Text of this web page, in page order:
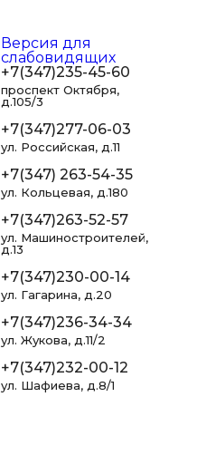
Версия для
слабовидящих
+7(347)235-45-60
проспект Октября,
д.105/3
+7(347)277-06-03
ул. Российская, д.11
+7(347) 263-54-35
ул. Кольцевая, д.180
+7(347)263-52-57
ул. Машиностроителей,
д.13
+7(347)230-00-14
ул. Гагарина, д.20
+7(347)236-34-34
ул. Жукова, д.11/2
+7(347)232-00-12
ул. Шафиева, д.8/1